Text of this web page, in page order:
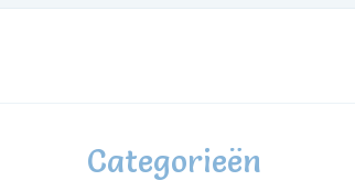
Categorieën